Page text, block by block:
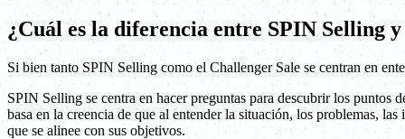
¿Cuál es la diferencia entre SPIN Selling
Si bien tanto SPIN Selling como el Challenger Sale se centran en
SPIN Selling se centra en hacer preguntas para descubrir los puntos
basa en la creencia de que al entender la situación, los problemas,
que se alinee con sus objetivos.